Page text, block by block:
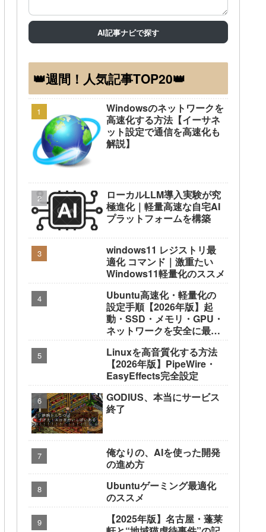
AI記事ナビで探す
👑週間！人気記事TOP20👑
Windowsのネットワークを
高速化する方法【イーサネ
ット設定で通信を高速化も
解説】
ローカルLLM導入実験が究
極進化｜軽量高速な自宅AI
プラットフォームを構築
windows11 レジストリ最
適化 コマンド｜激重たい
Windows11軽量化のススメ
Ubuntu高速化・軽量化の
設定手順【2026年版】起
動・SSD・メモリ・GPU・
ネットワークを安全に最適
Linuxを高音質化する方法
【2026年版】PipeWire・
EasyEffects完全設定
GODIUS、本当にサービス
終了
俺なりの、AIを使った開発
の進め方
Ubuntuゲーミング最適化
のススメ
【2025年版】名古屋・蓬莱